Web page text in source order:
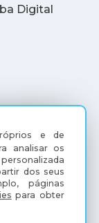
e de
analisar os
dos seus
páginas
para obter
Digital